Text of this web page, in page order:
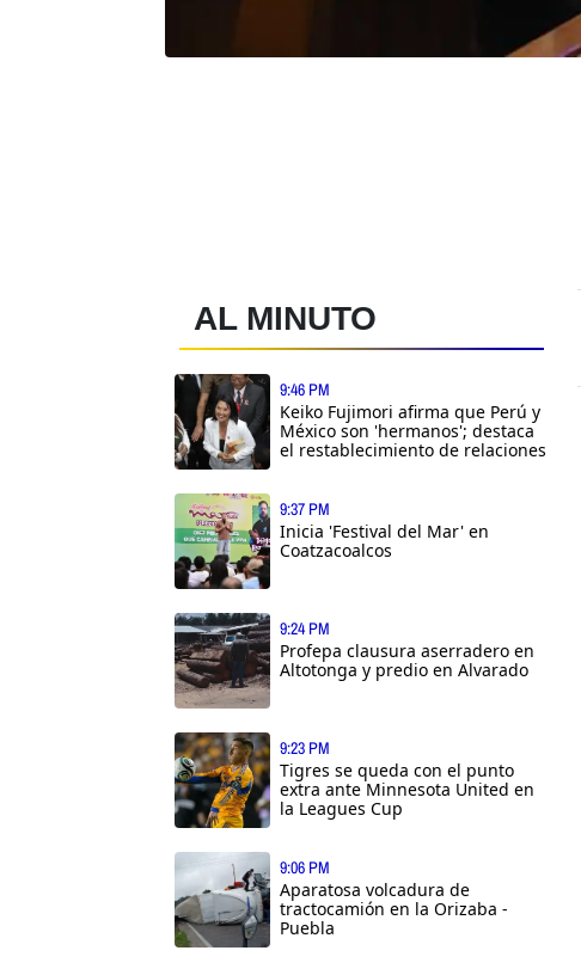
AL MINUTO
9:46 PM
Keiko Fujimori afirma que Perú y
México son 'hermanos'; destaca
el restablecimiento de relaciones
9:37 PM
Inicia 'Festival del Mar' en
Coatzacoalcos
9:24 PM
Profepa clausura aserradero en
Altotonga y predio en Alvarado
9:23 PM
Tigres se queda con el punto
extra ante Minnesota United en
la Leagues Cup
9:06 PM
Aparatosa volcadura de
tractocamión en la Orizaba -
Puebla